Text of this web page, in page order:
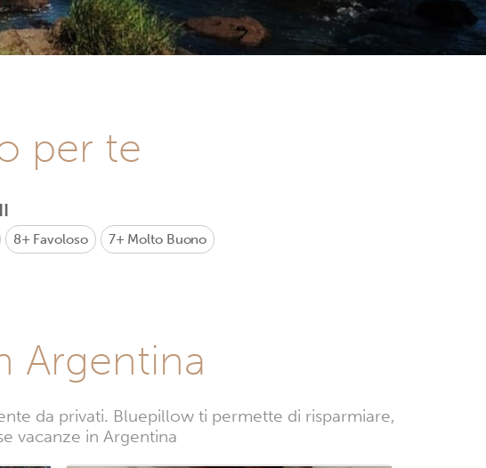
per te
8+ Favoloso 7+ Molto Buono
Argentina
da privati. Bluepillow ti permette di risparmiare,
vacanze in Argentina